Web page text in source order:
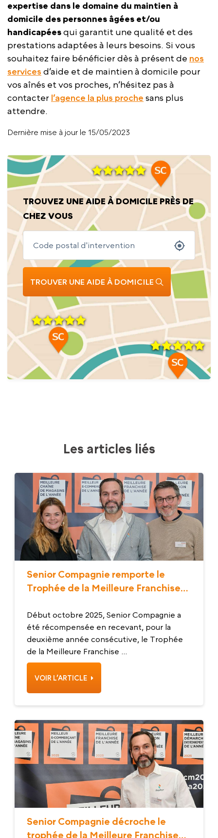
expertise dans le domaine du maintien à
domicile des personnes âgées et/ou
handicapéesqui garantit une qualité et des
prestations adaptées à leurs besoins. Si vous
souhaitez faire bénéficier dès à présent de nos
services d’aide et de maintien à domicile pour
vos aînés et vos proches, n’hésitez pas à
contacter l’agence la plus proche sans plus
attendre.
Dernière mise à jour le 15/05/2023
TROUVEZ UNE AIDE À DOMICILE PRÈS DE
CHEZ VOUS
TROUVER UNE AIDE À DOMICILE
Les articles liés
Senior Compagnie remporte le
Trophée de la Meilleure Franchise
Début octobre 2025, Senior Compagnie a
été récompensée en recevant, pour la
deuxième année consécutive, le Trophée
de la Meilleure Franchise ...
VOIR L’ARTICLE
Senior Compagnie décroche le
trophée de la Meilleure Franchise